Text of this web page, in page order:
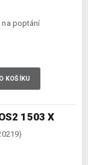
1503 X
na poptání
KOŠÍKU